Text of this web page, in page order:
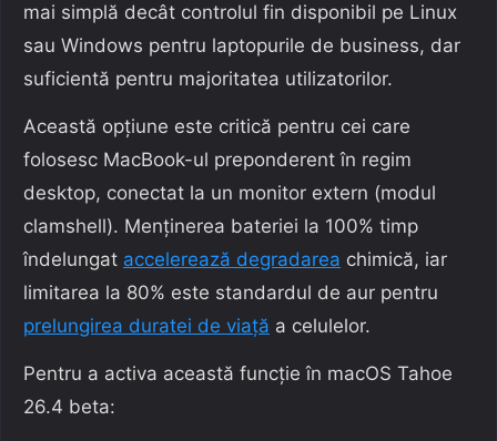
mai simplă decât controlul fin disponibil pe Linux
sau Windows pentru laptopurile de business, dar
suficientă pentru majoritatea utilizatorilor.
Această opțiune este critică pentru cei care
folosesc MacBook-ul preponderent în regim
desktop, conectat la un monitor extern (modul
clamshell). Menținerea bateriei la 100% timp
îndelungat accelerează degradarea chimică, iar
limitarea la 80% este standardul de aur pentru
prelungirea duratei de viață a celulelor.
Pentru a activa această funcție în macOS Tahoe
26.4 beta: